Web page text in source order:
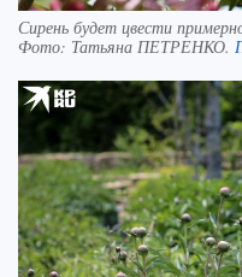
Сирень будет цвести
Фото: Татьяна ПЕТРЕНКО.